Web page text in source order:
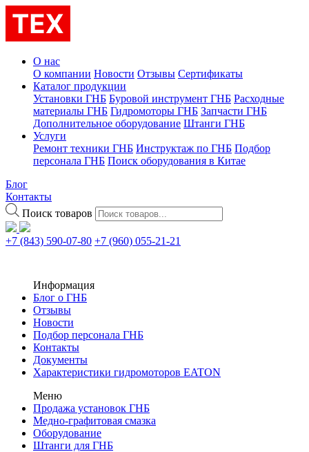
О нас
О компании Новости Отзывы Сертификаты
Каталог продукции
Установки ГНБ Буровой инструмент ГНБ Расходные
материалы ГНБ Гидромоторы ГНБ Запчасти ГНБ
Дополнительное оборудование Штанги ГНБ
Услуги
Ремонт техники ГНБ Инструктаж по ГНБ Подбор
персонала ГНБ Поиск оборудования в Китае
Блог
Контакты
Поиск товаров
+7 (843) 590-07-80 +7 (960) 055-21-21
Информация
Блог о ГНБ
Отзывы
Новости
Подбор персонала ГНБ
Контакты
Документы
Характеристики гидромоторов EATON
Меню
Продажа установок ГНБ
Медно-графитовая смазка
Оборудование
Штанги для ГНБ